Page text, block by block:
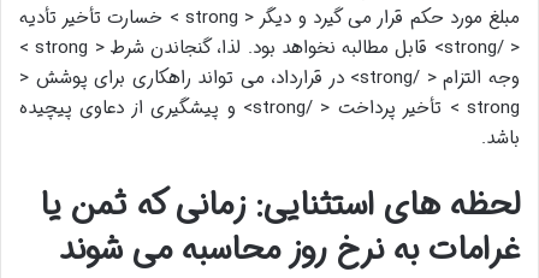
مبلغ مورد حکم قرار می گیرد و دیگر < strong > خسارت تأخیر تأدیه
< /strong> قابل مطالبه نخواهد بود. لذا، گنجاندن شرط < strong >
وجه التزام < /strong> در قرارداد، می تواند راهکاری برای پوشش <
strong > تأخیر پرداخت < /strong> و پیشگیری از دعاوی پیچیده
باشد.
لحظه های استثنایی: زمانی که ثمن یا
غرامات به نرخ روز محاسبه می شوند